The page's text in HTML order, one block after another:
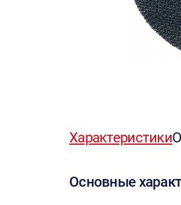
Характеристики
Основные